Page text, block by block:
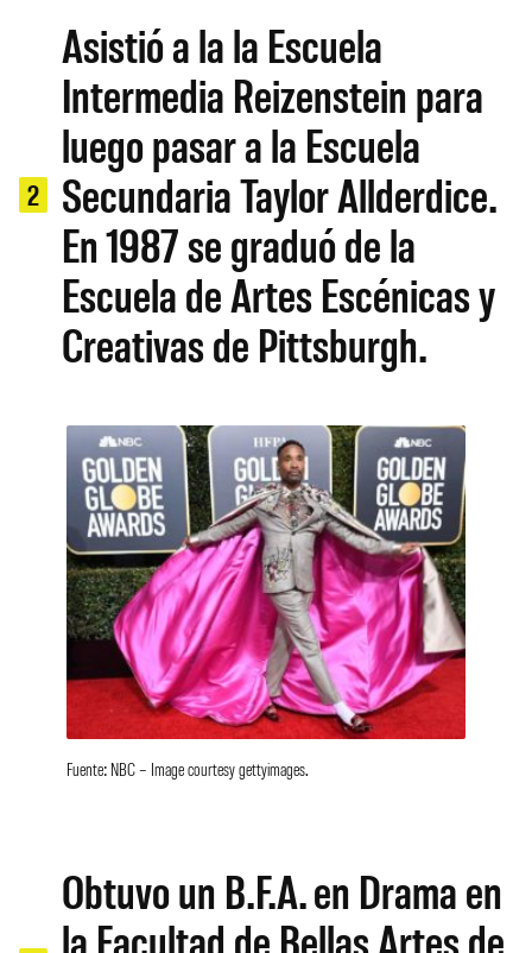
2
Asistió a la la Escuela
Intermedia Reizenstein para
luego pasar a la Escuela
Secundaria Taylor Allderdice.
En 1987 se graduó de la
Escuela de Artes Escénicas y
Creativas de Pittsburgh.
Fuente: NBC – Image courtesy gettyimages.
Obtuvo un B.F.A. en Drama en
la Facultad de Bellas Artes de